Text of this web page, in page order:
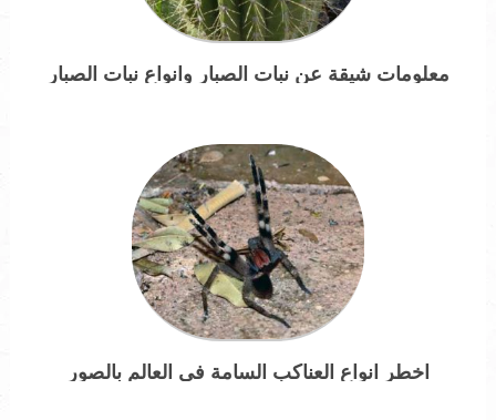
معلومات شيقة عن نبات الصبار وانواع نبات الصبار
اخطر انواع العناكب السامة في العالم بالصور